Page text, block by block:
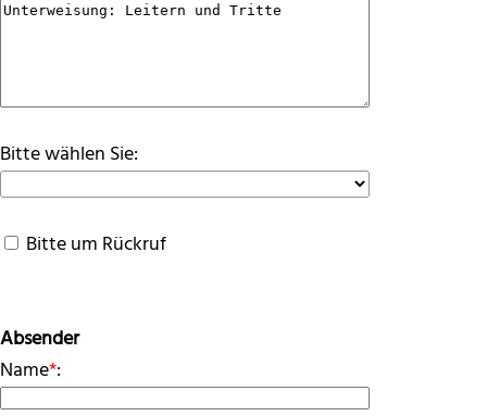
Bitte wählen Sie:
Bitte um Rückruf
Absender
Name*: